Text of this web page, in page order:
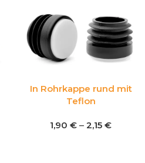
In Rohrkappe rund mit
Teflon
1,90 € – 2,15 €